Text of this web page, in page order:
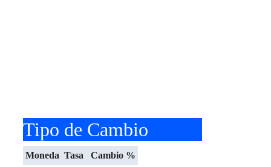
Tipo de Cambio
Moneda Tasa
Cambio %